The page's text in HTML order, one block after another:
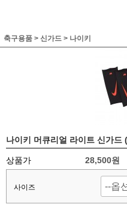
축구용품 > 신가드 > 나이키
나이키 머큐리얼 라이트 신가드
상품가 28,500원
사이즈